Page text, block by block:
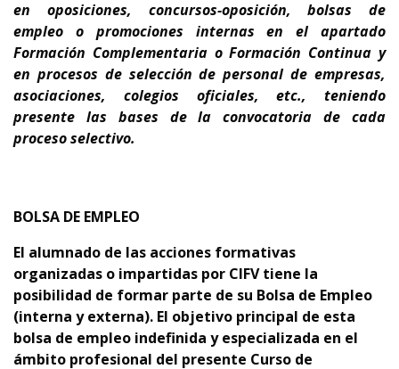
en oposiciones, concursos-oposición, bolsas de
empleo o promociones internas en el apartado
Formación Complementaria o Formación Continua y
en procesos de selección de personal de empresas,
asociaciones, colegios oficiales, etc., teniendo
presente las bases de la convocatoria de cada
proceso selectivo.
BOLSA DE EMPLEO
El alumnado de las acciones formativas
organizadas o impartidas por CIFV tiene la
posibilidad de formar parte de su Bolsa de Empleo
(interna y externa). El objetivo principal de esta
bolsa de empleo indefinida y especializada en el
ámbito profesional del presente Curso de